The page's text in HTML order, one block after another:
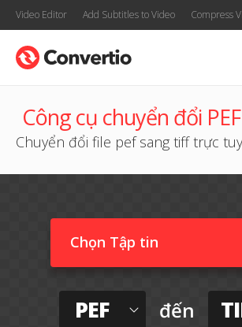
Video Editor Add Subtitles to Video Compress
Công cụ chuyển đổi
Chuyển đổi file pef sang tiff trực
Chọn Tập tin
PEF đến